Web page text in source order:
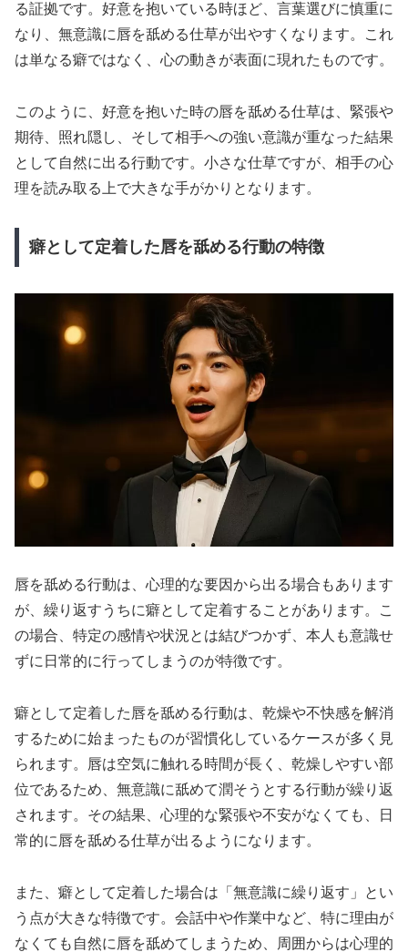
る証拠です。好意を抱いている時ほど、言葉選びに慎重に
なり、無意識に唇を舐める仕草が出やすくなります。これ
は単なる癖ではなく、心の動きが表面に現れたものです。
このように、好意を抱いた時の唇を舐める仕草は、緊張や
期待、照れ隠し、そして相手への強い意識が重なった結果
として自然に出る行動です。小さな仕草ですが、相手の心
理を読み取る上で大きな手がかりとなります。
癖として定着した唇を舐める行動の特徴
唇を舐める行動は、心理的な要因から出る場合もあります
が、繰り返すうちに癖として定着することがあります。こ
の場合、特定の感情や状況とは結びつかず、本人も意識せ
ずに日常的に行ってしまうのが特徴です。
癖として定着した唇を舐める行動は、乾燥や不快感を解消
するために始まったものが習慣化しているケースが多く見
られます。唇は空気に触れる時間が長く、乾燥しやすい部
位であるため、無意識に舐めて潤そうとする行動が繰り返
されます。その結果、心理的な緊張や不安がなくても、日
常的に唇を舐める仕草が出るようになります。
また、癖として定着した場合は「無意識に繰り返す」とい
う点が大きな特徴です。会話中や作業中など、特に理由が
なくても自然に唇を舐めてしまうため、周囲からは心理的